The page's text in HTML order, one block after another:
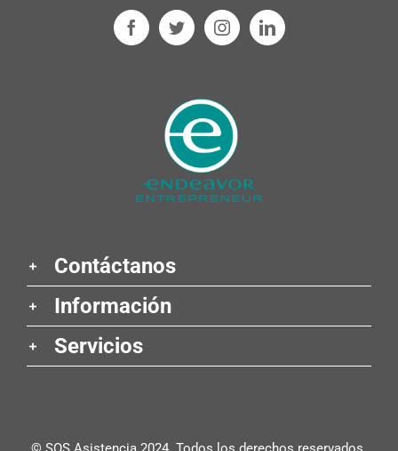
Contáctanos
Información
Servicios